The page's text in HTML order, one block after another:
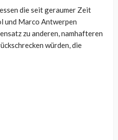
die seit geraumer Zeit
und Marco Antwerpen
zu anderen, namhafteren
würden, die